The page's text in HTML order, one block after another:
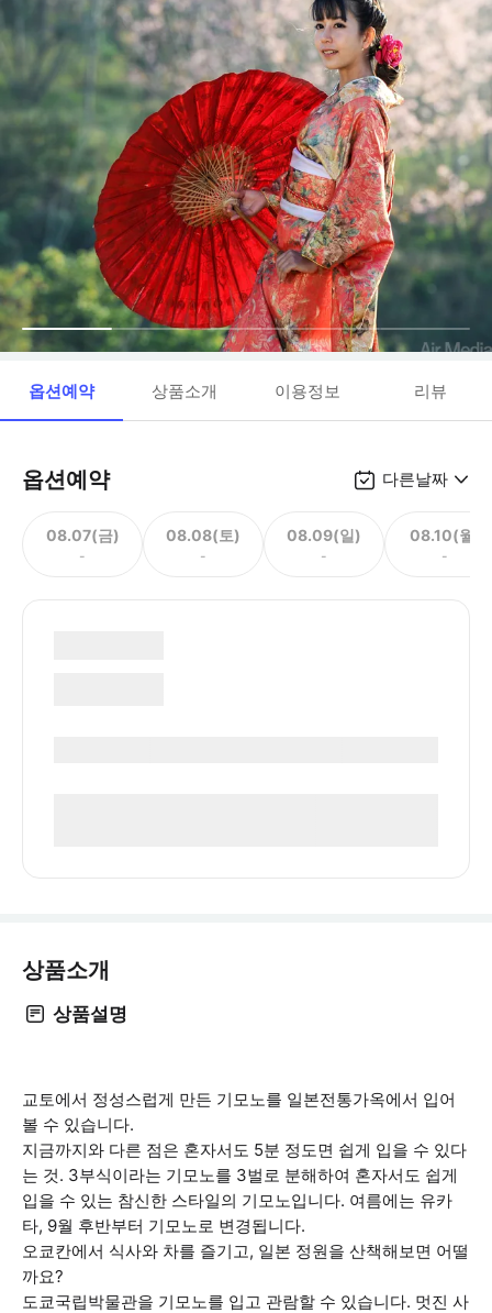
옵션예약 상품소개 이용정보 리뷰
옵션예약 다른날짜
08.07(금)
-
08.08(토)
-
08.09(일)
-
08.10(월)
-
상품소개
상품설명
교토에서 정성스럽게 만든 기모노를 일본전통가옥에서 입어
볼 수 있습니다.
지금까지와 다른 점은 혼자서도 5분 정도면 쉽게 입을 수 있다
는 것. 3부식이라는 기모노를 3벌로 분해하여 혼자서도 쉽게
입을 수 있는 참신한 스타일의 기모노입니다. 여름에는 유카
타, 9월 후반부터 기모노로 변경됩니다.
오쿄칸에서 식사와 차를 즐기고, 일본 정원을 산책해보면 어떨
까요?
도쿄국립박물관을 기모노를 입고 관람할 수 있습니다. 멋진 사